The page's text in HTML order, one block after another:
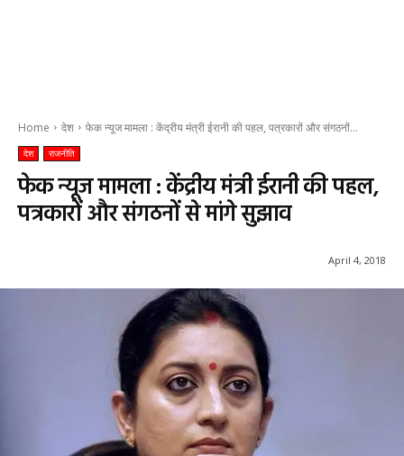
Home देश फेक न्यूज मामला : केंद्रीय मंत्री ईरानी की पहल, पत्रकारों और संगठनों...
देश राजनीति
फेक न्यूज मामला : केंद्रीय मंत्री ईरानी की पहल,
पत्रकारों और संगठनों से मांगे सुझाव
April 4, 2018